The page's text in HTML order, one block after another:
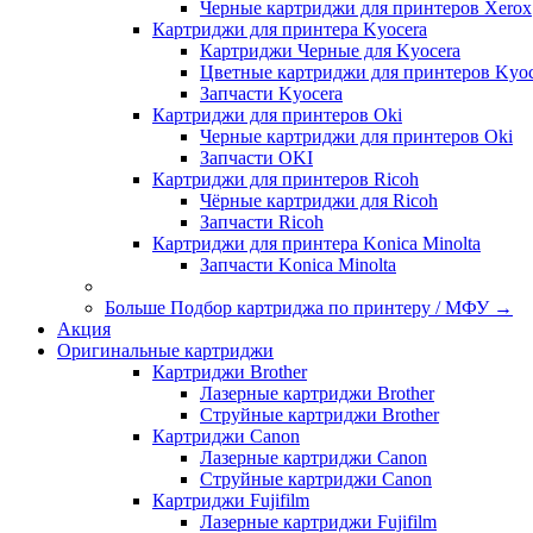
Черные картриджи для принтеров Xerox
Картриджи для принтера Kyocera
Картриджи Черные для Kyocera
Цветные картриджи для принтеров
Запчасти Kyocera
Картриджи для принтеров Oki
Черные картриджи для принтеров Oki
Запчасти OKI
Картриджи для принтеров Ricoh
Чёрные картриджи для Ricoh
Запчасти Ricoh
Картриджи для принтера Konica Minolta
Запчасти Koniсa Minolta
Больше Подбор картриджа по принтеру / МФУ →
Акция
Оригинальные картриджи
Картриджи Brother
Лазерные картриджи Brother
Струйные картриджи Brother
Картриджи Canon
Лазерные картриджи Canon
Струйные картриджи Canon
Картриджи Fujifilm
Лазерные картриджи Fujifilm